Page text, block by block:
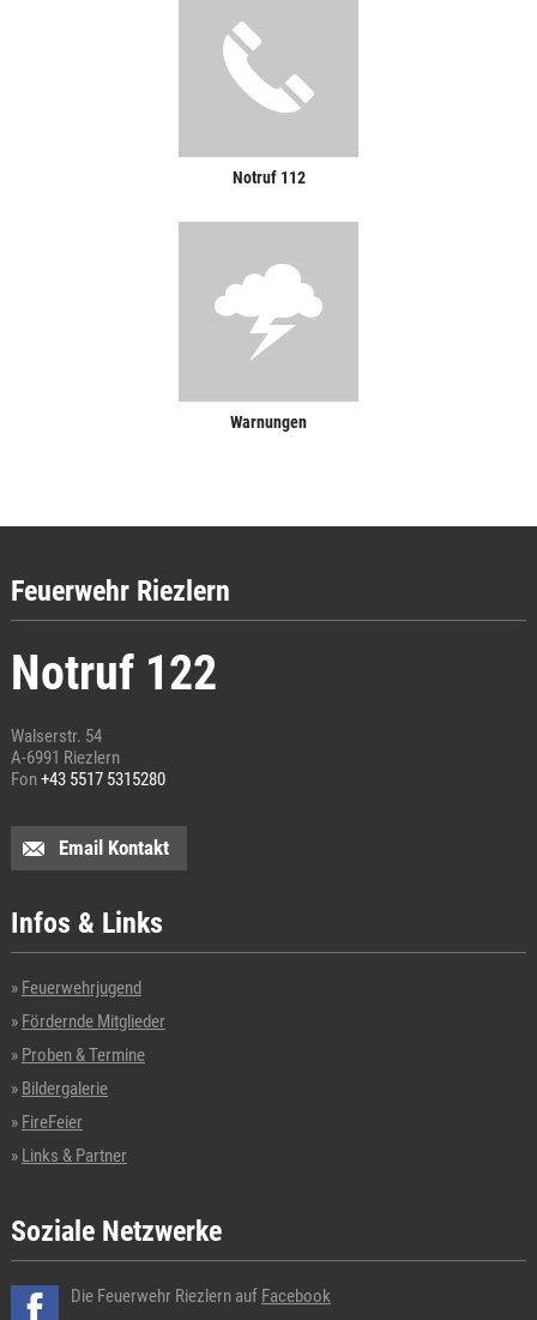
Notruf 112
Warnungen
Feuerwehr Riezlern
Notruf 122
Walserstr. 54
A-6991 Riezlern
Fon+43 5517 5315280
Email Kontakt
Infos & Links
Feuerwehrjugend
Fördernde Mitglieder
Proben & Termine
Bildergalerie
FireFeier
Links & Partner
Soziale Netzwerke
Die Feuerwehr Riezlern auf Facebook